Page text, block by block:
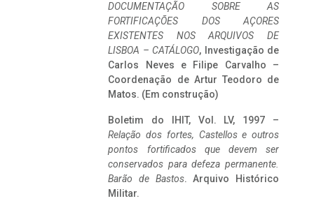
DOCUMENTAÇÃO SOBRE AS
FORTIFICAÇÕES DOS AÇORES
EXISTENTES NOS ARQUIVOS DE
LISBOA – CATÁLOGO, Investigação de
Carlos Neves e Filipe Carvalho –
Coordenação de Artur Teodoro de
Matos. (Em construção)
Boletim do IHIT, Vol. LV, 1997 –
Relação dos fortes, Castellos e outros
pontos fortificados que devem ser
conservados para defeza permanente.
Barão de Bastos. Arquivo Histórico
Militar.